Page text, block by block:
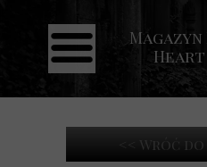
Strona główna
Aktualności
Heart
<< Wróć